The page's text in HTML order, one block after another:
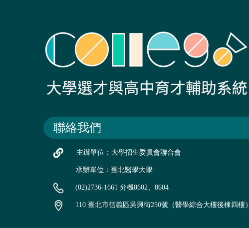
聯絡我們
主辦單位：大學招生委員會聯合會
承辦單位：臺北醫學大學
(02)2736-1661 分機8602、8604
110 臺北市信義區吳興街250號（醫學綜合大樓後棟四樓）